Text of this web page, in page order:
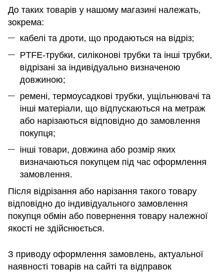
До таких товарів у нашому магазині належать,
зокрема:
кабелі та дроти, що продаються на відріз;
PTFE-трубки, силіконові трубки та інші трубки,
відрізані за індивідуально визначеною
довжиною;
ремені, термоусадкові трубки, ущільнювачі та
інші матеріали, що відпускаються на метраж
або нарізаються відповідно до замовлення
покупця;
інші товари, довжина або розмір яких
визначаються покупцем під час оформлення
замовлення.
Після відрізання або нарізання такого товару
відповідно до індивідуального замовлення
покупця обмін або повернення товару належної
якості не здійснюється.
З приводу оформлення замовлень, актуальної
наявності товарів на сайті та відправок